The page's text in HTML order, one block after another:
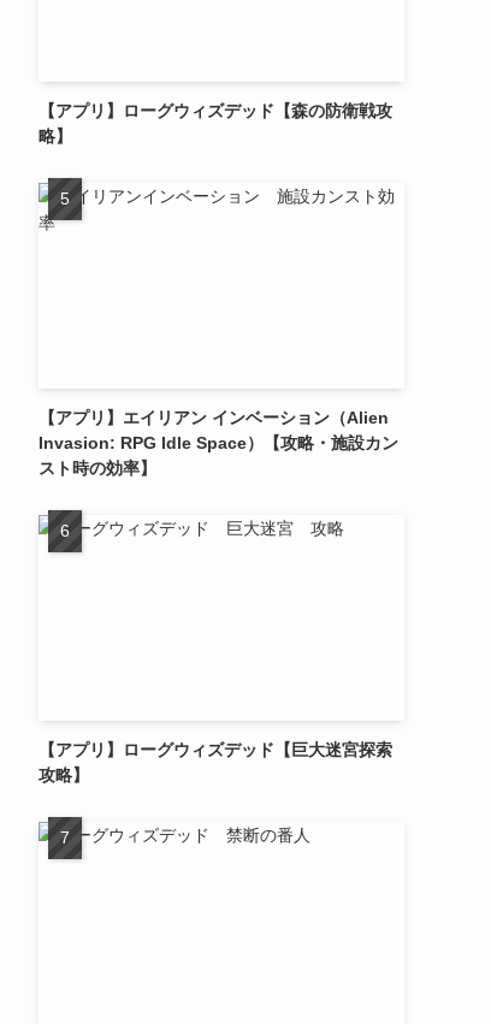
【アプリ】ローグウィズデッド【森の防衛戦攻
略】
【アプリ】エイリアン インベーション（Alien
Invasion: RPG Idle Space）【攻略・施設カン
スト時の効率】
【アプリ】ローグウィズデッド【巨大迷宮探索
攻略】